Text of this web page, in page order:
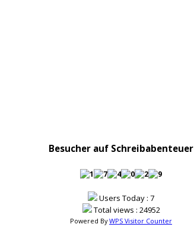
Besucher auf Schreibabenteuer
Users Today : 7
Total views : 24952
Powered ByWPS Visitor Counter